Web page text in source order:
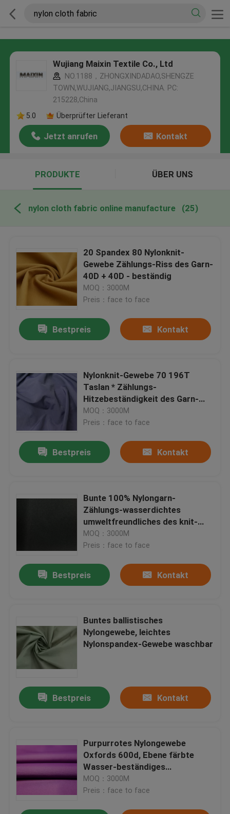
Wujiang Maixin Textile Co., Ltd
NO.1188，ZHONGXINDADAO,SHENGZE
TOWN,WUJIANG,JIANGSU,CHINA. PC:
215228,China
5.0
Überprüfter Lieferant
Jetzt anrufen Kontakt
PRODUKTE ÜBER UNS
nylon cloth fabric online manufacture (25)
20 Spandex 80 Nylonknit-
Gewebe Zählungs-Riss des Garn-
40D + 40D - beständig
MOQ：3000M
Preis：face to face
Bestpreis Kontakt
Nylonknit-Gewebe 70 196T
Taslan * Zählungs-
Hitzebeständigkeit des Garn-
160D
MOQ：3000M
Preis：face to face
Bestpreis Kontakt
Bunte 100% Nylongarn-
Zählungs-wasserdichtes
umweltfreundliches des knit-
Gewebe-150D
MOQ：3000M
Preis：face to face
Bestpreis Kontakt
Buntes ballistisches
Nylongewebe, leichtes
Nylonspandex-Gewebe waschbar
Bestpreis Kontakt
Purpurrotes Nylongewebe
Oxfords 600d, Ebene färbte
Wasser-beständiges
Nylonausdehnungs-Gewebe
MOQ：3000M
Preis：face to face